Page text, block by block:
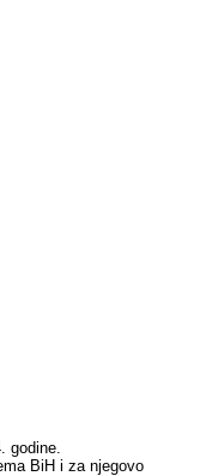
godine.
BiH i za njegovo